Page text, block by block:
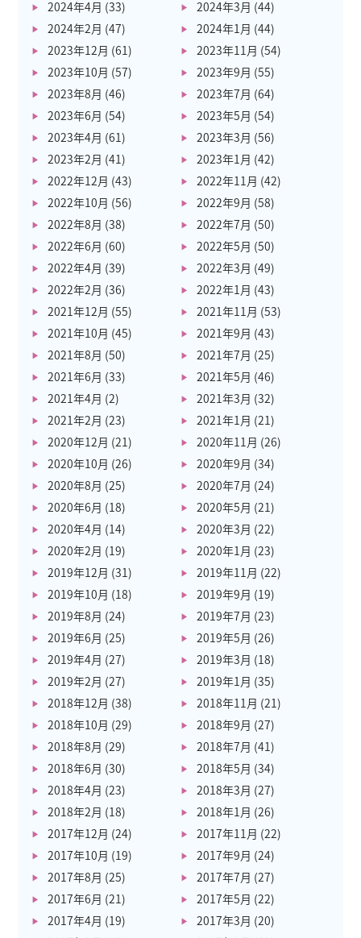
2024年4月 (33) 2024年3月 (44)
2024年2月 (47) 2024年1月 (44)
2023年12月 (61) 2023年11月 (54)
2023年10月 (57) 2023年9月 (55)
2023年8月 (46) 2023年7月 (64)
2023年6月 (54) 2023年5月 (54)
2023年4月 (61) 2023年3月 (56)
2023年2月 (41) 2023年1月 (42)
2022年12月 (43) 2022年11月 (42)
2022年10月 (56) 2022年9月 (58)
2022年8月 (38) 2022年7月 (50)
2022年6月 (60) 2022年5月 (50)
2022年4月 (39) 2022年3月 (49)
2022年2月 (36) 2022年1月 (43)
2021年12月 (55) 2021年11月 (53)
2021年10月 (45) 2021年9月 (43)
2021年8月 (50) 2021年7月 (25)
2021年6月 (33) 2021年5月 (46)
2021年4月 (2) 2021年3月 (32)
2021年2月 (23) 2021年1月 (21)
2020年12月 (21) 2020年11月 (26)
2020年10月 (26) 2020年9月 (34)
2020年8月 (25) 2020年7月 (24)
2020年6月 (18) 2020年5月 (21)
2020年4月 (14) 2020年3月 (22)
2020年2月 (19) 2020年1月 (23)
2019年12月 (31) 2019年11月 (22)
2019年10月 (18) 2019年9月 (19)
2019年8月 (24) 2019年7月 (23)
2019年6月 (25) 2019年5月 (26)
2019年4月 (27) 2019年3月 (18)
2019年2月 (27) 2019年1月 (35)
2018年12月 (38) 2018年11月 (21)
2018年10月 (29) 2018年9月 (27)
2018年8月 (29) 2018年7月 (41)
2018年6月 (30) 2018年5月 (34)
2018年4月 (23) 2018年3月 (27)
2018年2月 (18) 2018年1月 (26)
2017年12月 (24) 2017年11月 (22)
2017年10月 (19) 2017年9月 (24)
2017年8月 (25) 2017年7月 (27)
2017年6月 (21) 2017年5月 (22)
2017年4月 (19) 2017年3月 (20)